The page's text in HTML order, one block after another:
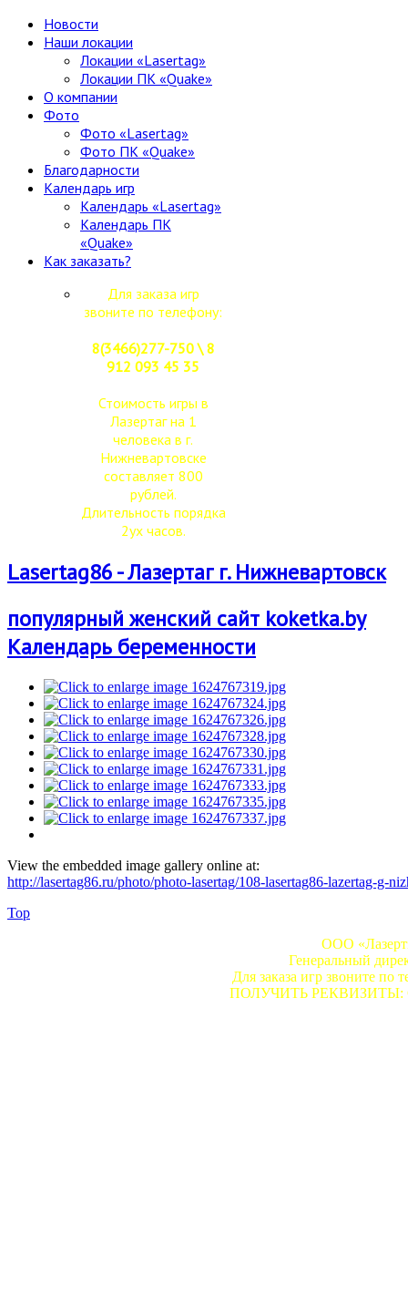
Новости
Наши локации
Локации «Lasertag»
Локации ПК «Quake»
О компании
Фото
Фото «Lasertag»
Фото ПК «Quake»
Благодарности
Календарь игр
Календарь «Lasertag»
Календарь ПК
«Quake»
Как заказать?
Для заказа игр
звоните по телефону:
8(3466)277-750 \ 8
912 093 45 35
Стоимость игры в
Лазертаг на 1
человека в г.
Нижневартовске
составляет 800
рублей.
Длительность порядка
2ух часов.
Lasertag86 - Лазертаг г. Нижневартовск
популярный женский сайт koketka.by
Календарь беременности
View the embedded image gallery online at:
http://lasertag86.ru/photo/photo-lasertag/108-lasertag86-lazertag-g-
Top
ООО
Генеральный
Для заказа игр звоните по
ПОЛУЧИТЬ РЕКВИЗИТЫ: